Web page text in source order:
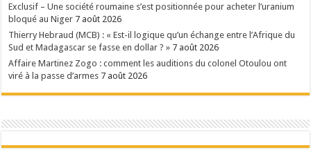
Exclusif – Une société roumaine s’est positionnée pour acheter l’uranium
bloqué au Niger 7 août 2026
Thierry Hebraud (MCB) : « Est-il logique qu’un échange entre l’Afrique du
Sud et Madagascar se fasse en dollar ? » 7 août 2026
Affaire Martinez Zogo : comment les auditions du colonel Otoulou ont
viré à la passe d’armes 7 août 2026